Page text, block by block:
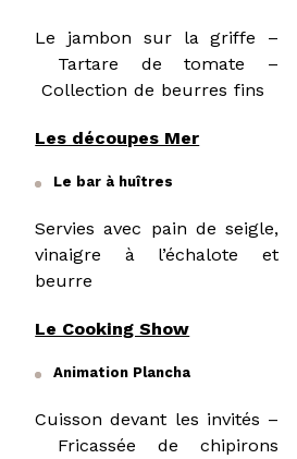
Le jambon sur la griffe –
Tartare de tomate –
Collection de beurres fins
Les découpes Mer
Le bar à huîtres
Servies avec pain de seigle,
vinaigre à l’échalote et
beurre
Le Cooking Show
Animation Plancha
Cuisson devant les invités –
Fricassée de chipirons